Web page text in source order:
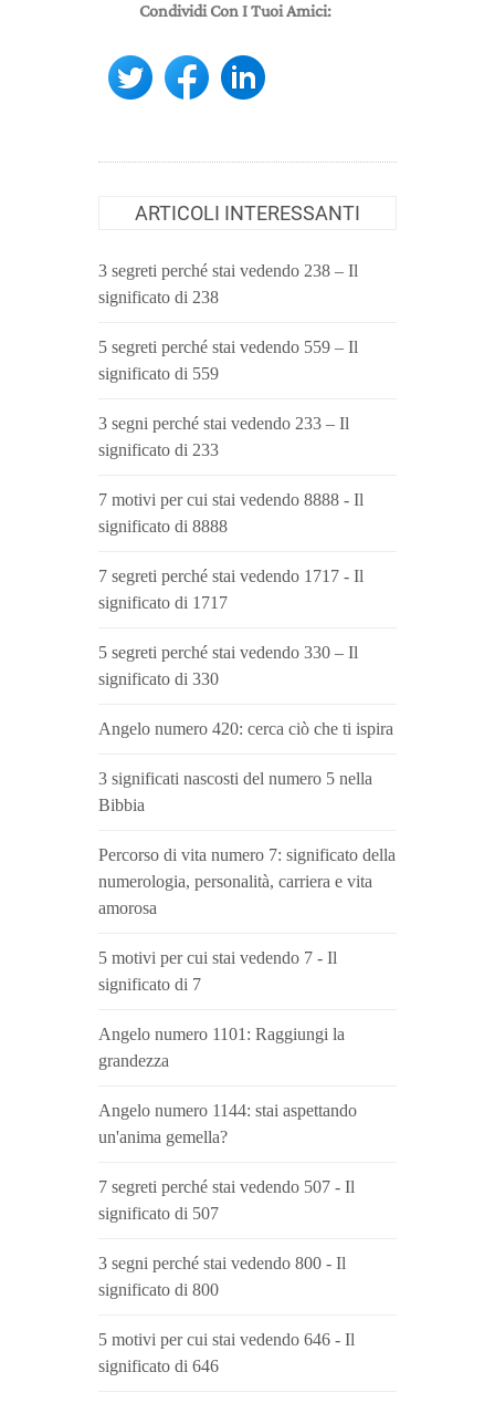
Condividi Con I Tuoi Amici:
ARTICOLI INTERESSANTI
3 segreti perché stai vedendo 238 – Il
significato di 238
5 segreti perché stai vedendo 559 – Il
significato di 559
3 segni perché stai vedendo 233 – Il
significato di 233
7 motivi per cui stai vedendo 8888 - Il
significato di 8888
7 segreti perché stai vedendo 1717 - Il
significato di 1717
5 segreti perché stai vedendo 330 – Il
significato di 330
Angelo numero 420: cerca ciò che ti ispira
3 significati nascosti del numero 5 nella
Bibbia
Percorso di vita numero 7: significato della
numerologia, personalità, carriera e vita
amorosa
5 motivi per cui stai vedendo 7 - Il
significato di 7
Angelo numero 1101: Raggiungi la
grandezza
Angelo numero 1144: stai aspettando
un'anima gemella?
7 segreti perché stai vedendo 507 - Il
significato di 507
3 segni perché stai vedendo 800 - Il
significato di 800
5 motivi per cui stai vedendo 646 - Il
significato di 646